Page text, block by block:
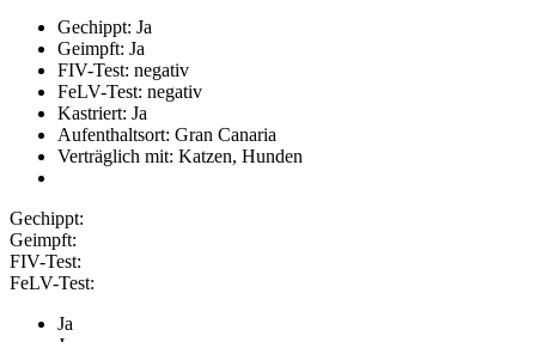
Gechippt: Ja
Geimpft: Ja
FIV-Test: negativ
FeLV-Test: negativ
Kastriert: Ja
Aufenthaltsort: Gran Canaria
Verträglich mit: Katzen, Hunden
Gechippt:
Geimpft:
FIV-Test:
FeLV-Test:
Ja